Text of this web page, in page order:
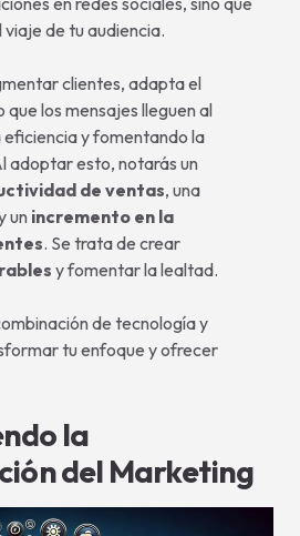
de tu audiencia.
clientes, adapta el
los mensajes lleguen al
y fomentando la
adoptar esto, notarás un
de ventas, una
un incremento en la
. Se trata de crear
y fomentar la lealtad.
de tecnología y
tu enfoque y ofrecer
la
del Marketing